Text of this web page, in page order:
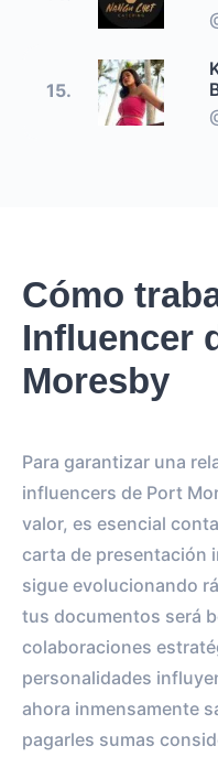
15.
Cómo
Influencer
Moresby
Para garantizar una
influencers de Port
valor, es esencial
carta de presentación
sigue evolucionando
tus documentos será
colaboraciones
personalidades
ahora inmensamente
pagarles sumas